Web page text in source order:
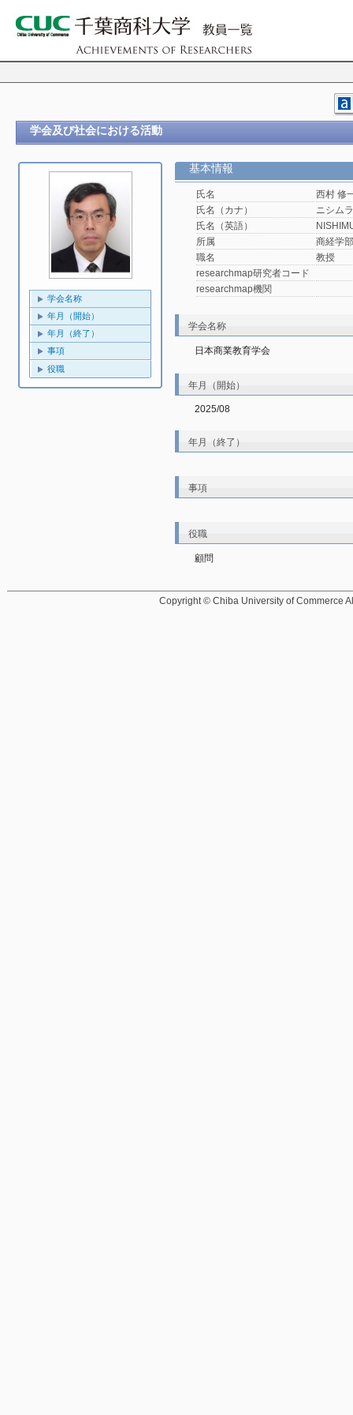
学会及び社会における活動
学会名称
年月（開始）
年月（終了）
事項
役職
基本情報
氏名
西村 修
氏名（カナ）
ニシム
氏名（英語）
所属
商経学部
職名
教授
researchmap研究者コード
researchmap機関
学会名称
日本商業教育学会
年月（開始）
2025/08
年月（終了）
事項
役職
顧問